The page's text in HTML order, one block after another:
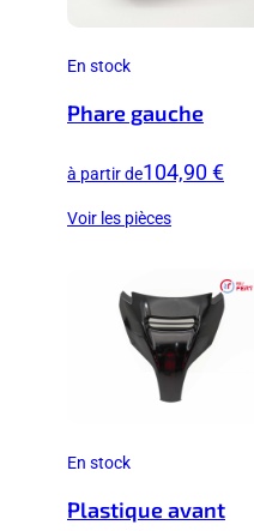
En stock
Phare gauche
à partir de104,90 €
Voir les pièces
En stock
Plastique avant